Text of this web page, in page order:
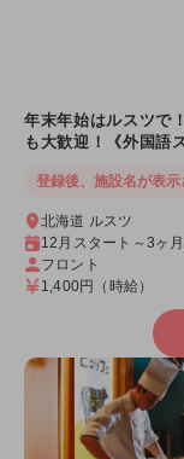
年末年始はルスツで
も大歓迎！《外国語
登録後、施設名が表示
北海道 ルスツ
12月スタート～3ヶ
フロント
1,400円
（時給）